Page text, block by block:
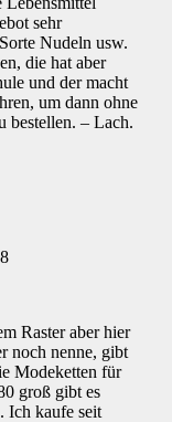
sehr
Nudeln usw.
die hat aber
und der macht
um dann ohne
bestellen. – Lach.
Raster aber hier
noch nenne, gibt
Modeketten für
groß gibt es
Ich kaufe seit